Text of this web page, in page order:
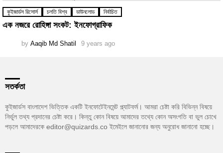
কুইজার্ডস রিসোর্স চলতি বিশ্ব ডাউনলোড নির্বাচিত
এক নজরে রোহিঙ্গা সংকট: ইনফোগ্রাফিক
by Aaqib Md Shatil 9 years ago
সতর্কতা
কুইজার্ডস বাংলাদেশ ভিত্তিক একটি ইনফোটেইনমেন্ট প্ল্যাটফর্ম। আমরা চেষ্টা করি বিভিন্ন বিষয়ে
নির্ভুল তথ্য প্রদানের চেষ্টা করে। কিন্তু কোন বিষয়ে আমাদের তথ্যে কোন অসংগতি বা ভুল চোখে
পড়লে আমাদেরকে editor@quizards.co ইমেইলে জানানোর জন্য অনুরোধ জানানো হচ্ছে।